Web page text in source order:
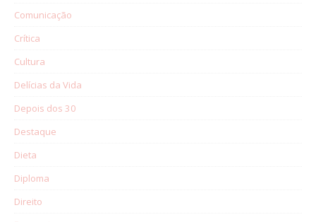
Comunicação
Crítica
Cultura
Delícias da Vida
Depois dos 30
Destaque
Dieta
Diploma
Direito